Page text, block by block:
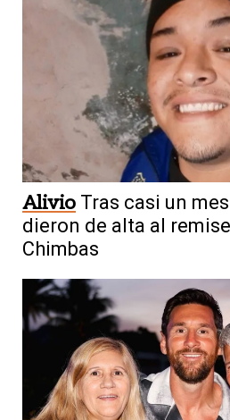
Alivio Tras casi un
dieron de alta al
Chimbas